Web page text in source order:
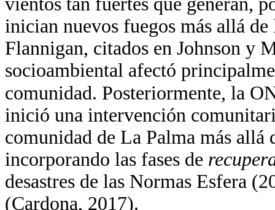
inician nuevos fuegos más allá
Flannigan, citados en Johnson y
socioambiental afectó
comunidad. Posteriormente, la
inició una intervención
comunidad de La Palma más allá
incorporando las fases de
desastres de las Normas Esfera
(Cardona, 2017).